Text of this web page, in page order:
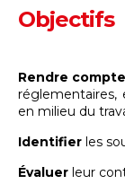
Objectifs
Rendre compte
réglementaires,
en milieu du
Identifier les
Évaluer leur